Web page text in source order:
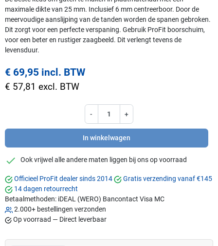
maximale dikte van 25 mm. Inclusief 6 mm centreerboor. Door de
meervoudige aanslijping van de tanden worden de spanen gebroken.
Dit zorgt voor een perfecte verspaning. Gebruik ProFit boorschuim,
voor een beter en rustiger zaagbeeld. Dit verlengt tevens de
levensduur.
€ 69,95 incl. BTW
€ 57,81 excl. BTW
- +
In winkelwagen
checkmark
Ook vrijwel alle andere maten liggen bij ons op voorraad
Officieel ProFit dealer sinds 2014
Gratis verzending vanaf €145
14 dagen retourrecht
Betaalmethoden: iDEAL (WERO) Bancontact Visa MC
2.000+ bestellingen verzonden
Op voorraad — Direct leverbaar